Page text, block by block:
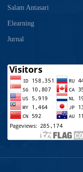
Salam Antasari
Elearning
Jurnal